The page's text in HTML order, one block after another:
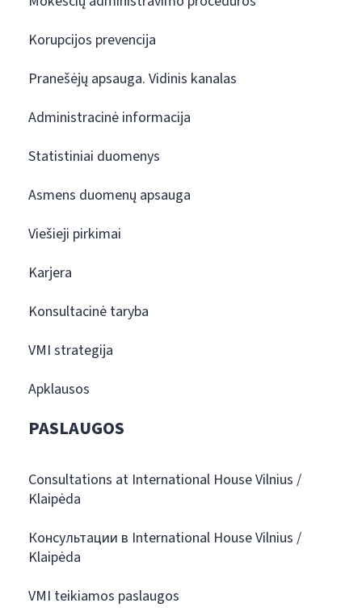
Korupcijos prevencija
Pranešėjų apsauga. Vidinis kanalas
Administracinė informacija
Statistiniai duomenys
Asmens duomenų apsauga
Viešieji pirkimai
Karjera
Konsultacinė taryba
VMI strategija
Apklausos
PASLAUGOS
Consultations at International House Vilnius /
Klaipėda
Консультации в International House Vilnius /
Klaipėda
VMI teikiamos paslaugos